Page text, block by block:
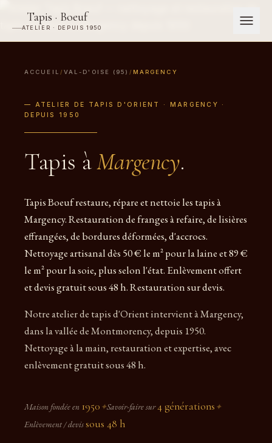
Tapis · Boeuf
ATELIER · DEPUIS 1950
ACCUEIL / VAL-D'OISE (95) / MARGENCY
— ATELIER DE TAPIS D'ORIENT · MARGENCY ·
DEPUIS 1950
Tapis àMargency.
Tapis Boeuf restaure, répare et nettoie les tapis à
Margency. Restauration de franges à refaire, de lisières
effrangées, de bordures déformées, d'accrocs.
Nettoyage artisanal dès 50 € le m² pour la laine et 89 €
le m² pour la soie, plus selon l'état. Enlèvement offert
et devis gratuit sous 48 h. Restauration sur devis.
Notre atelier de tapis d'Orient intervient à Margency,
dans la vallée de Montmorency, depuis 1950.
Nettoyage à la main, restauration et expertise, avec
enlèvement gratuit sous 48 h.
Maison fondée en 1950 ✦Savoir-faire sur4 générations ✦
Enlèvement / devissous 48 h